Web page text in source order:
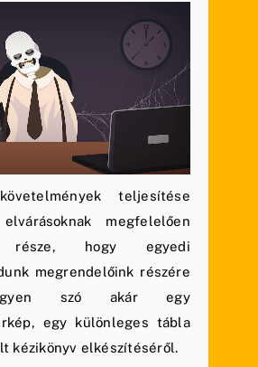
teljesítése
megfelelően
része, hogy egyedi
megrendelőink részére
szó akár egy
egy különleges tábla
kézikönyv elkészítéséről.